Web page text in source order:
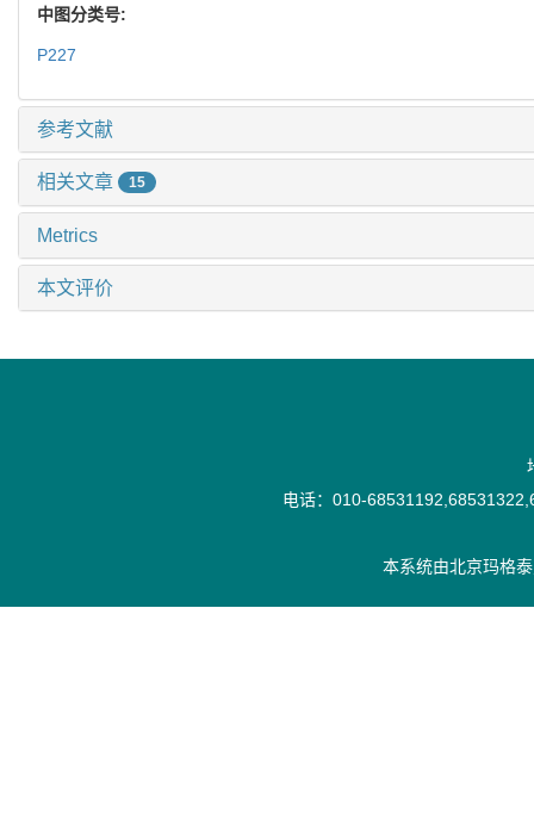
中图分类号:
P227
参考文献
相关文章 15
Metrics
本文评价
电话：010-
本系统由北京玛格